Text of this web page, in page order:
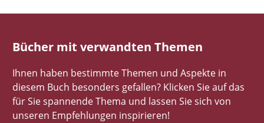
Bücher mit verwandten Themen
Ihnen haben bestimmte Themen und Aspekte in
diesem Buch besonders gefallen? Klicken Sie auf das
für Sie spannende Thema und lassen Sie sich von
unseren Empfehlungen inspirieren!